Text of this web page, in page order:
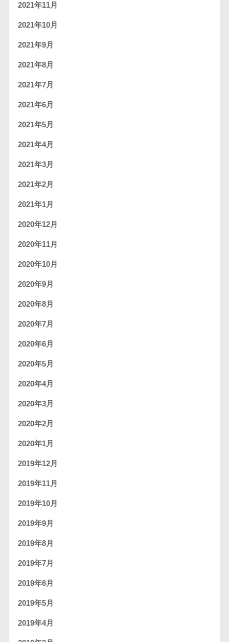
2021年11月
2021年10月
2021年9月
2021年8月
2021年7月
2021年6月
2021年5月
2021年4月
2021年3月
2021年2月
2021年1月
2020年12月
2020年11月
2020年10月
2020年9月
2020年8月
2020年7月
2020年6月
2020年5月
2020年4月
2020年3月
2020年2月
2020年1月
2019年12月
2019年11月
2019年10月
2019年9月
2019年8月
2019年7月
2019年6月
2019年5月
2019年4月